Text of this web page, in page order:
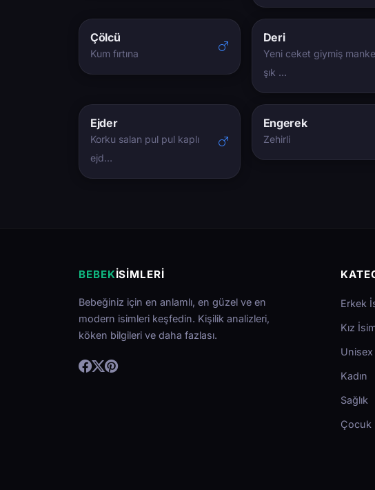
Çölcü
Kum fırtına
Deri
Yeni ceket giymiş
şık …
Ejder
Korku salan pul pul kaplı
ejd…
Engerek
Zehirli
BEBEKİSIMLERI
Bebeğiniz için en anlamlı, en güzel ve en
modern isimleri keşfedin. Kişilik analizleri,
köken bilgileri ve daha fazlası.
Erkek
Kız
Kadın
Sağlık
Çocuk